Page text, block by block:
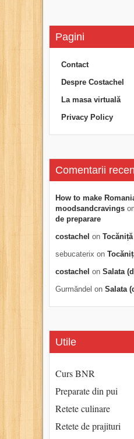
Pagini
Contact
Despre Costachel
La masa virtuală
Privacy Policy
Comentarii
How to make
moodsandcravings
de preparare
costachel on
sebucaterix on
costachel on Salata
Gurmăndel on Salata
Utile
Curs BNR
Preparate din pui
Retete culinare
Retete de prajituri